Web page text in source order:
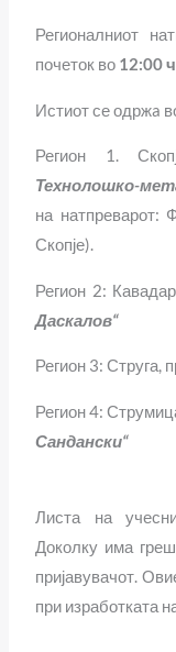
Регионалниот
почеток во 12:00
Истиот се одржa
Регион 1.
Технолошко-
на натпреварот:
Скопје).
Регион 2:
Даскалов“
Регион 3: Струга,
Регион 4:
Сандански“
Листа на
Доколку има
пријавувачот.
при изработката